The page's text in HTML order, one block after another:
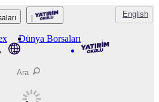
English
Dünya Borsaları